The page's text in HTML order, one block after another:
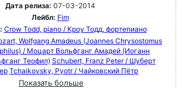
Дата релиза: 07-03-2014
Лейбл: Fim
Crow Todd, piano / Кроу Тодд, фортепиано
Wolfgang Amadeus (Joannes Chrysostomus
/ Моцарт Вольфганг Амадей (Иоганн
Теофил) Schubert, Franz Peter / Шуберт
Tchaikovsky, Pyotr / Чайковский Пётр
Показать больше